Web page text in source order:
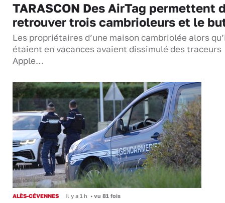
TARASCON Des AirTag permettent
retrouver trois cambrioleurs et le
Les propriétaires d’une maison cambriolée alors
étaient en vacances avaient dissimulé des traceurs
Apple…
ALÈS-CÉVENNES Il y a 1 h • vu 81 fois